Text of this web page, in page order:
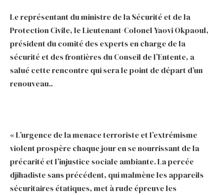
Le représentant du ministre de la Sécurité et de la
Protection Civile, le Lieutenant-Colonel Yaovi Okpaoul,
président du comité des experts en charge de la
sécurité et des frontières du Conseil de l’Entente, a
salué cette rencontre qui sera le point de départ d’un
renouveau..
« L’urgence de la menace terroriste et l’extrémisme
violent prospère chaque jour en se nourrissant de la
précarité et l’injustice sociale ambiante. La percée
djihadiste sans précédent, qui malmène les appareils
sécuritaires étatiques, met à rude épreuve les